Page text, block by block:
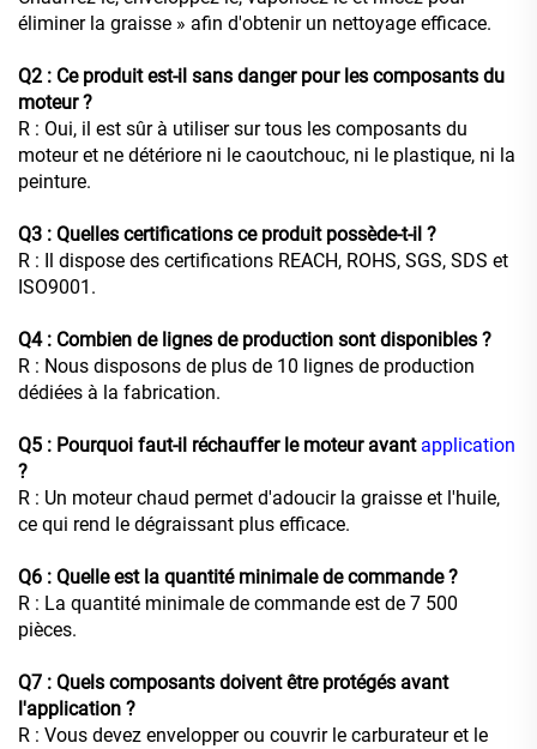
éliminer la graisse » afin d'obtenir un nettoyage efficace.
Q2 : Ce produit est-il sans danger pour les composants du
moteur ?
R : Oui, il est sûr à utiliser sur tous les composants du
moteur et ne détériore ni le caoutchouc, ni le plastique, ni la
peinture.
Q3 : Quelles certifications ce produit possède-t-il ?
R : Il dispose des certifications REACH, ROHS, SGS, SDS et
ISO9001.
Q4 : Combien de lignes de production sont disponibles ?
R : Nous disposons de plus de 10 lignes de production
dédiées à la fabrication.
Q5 : Pourquoi faut-il réchauffer le moteur avant application
?
R : Un moteur chaud permet d'adoucir la graisse et l'huile,
ce qui rend le dégraissant plus efficace.
Q6 : Quelle est la quantité minimale de commande ?
R : La quantité minimale de commande est de 7 500
pièces.
Q7 : Quels composants doivent être protégés avant
l'application ?
R : Vous devez envelopper ou couvrir le carburateur et le